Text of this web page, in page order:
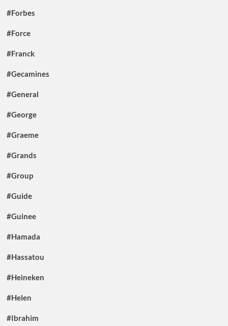
#Forbes
#Force
#Franck
#Gecamines
#General
#George
#Graeme
#Grands
#Group
#Guide
#Guinee
#Hamada
#Hassatou
#Heineken
#Helen
#Ibrahim